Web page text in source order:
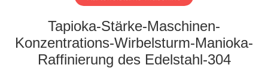
QUALITÄTSKONTROLLE
Tapioka-Stärke-Maschinen-
Konzentrations-Wirbelsturm-Manioka-
Raffinierung des Edelstahl-304